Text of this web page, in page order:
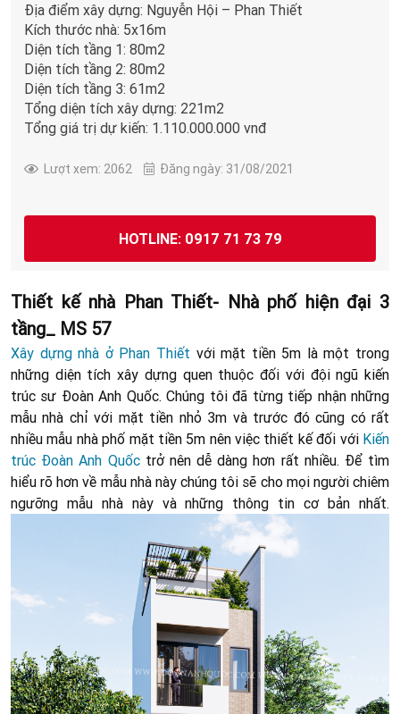
Địa điểm xây dựng: Nguyễn Hội – Phan Thiết
Kích thước nhà: 5x16m
Diện tích tầng 1: 80m2
Diện tích tầng 2: 80m2
Diện tích tầng 3: 61m2
Tổng diện tích xây dựng: 221m2
Tổng giá trị dự kiến: 1.110.000.000 vnđ
Lượt xem: 2062 Đăng ngày: 31/08/2021
HOTLINE: 0917 71 73 79
Thiết kế nhà Phan Thiết- Nhà phố hiện đại 3
tầng_ MS 57
Xây dựng nhà ở Phan Thiết với mặt tiền 5m là một trong
những diện tích xây dựng quen thuộc đối với đội ngũ kiến
trúc sư Đoàn Anh Quốc. Chúng tôi đã từng tiếp nhận những
mẫu nhà chỉ với mặt tiền nhỏ 3m và trước đó cũng có rất
nhiều mẫu nhà phố mặt tiền 5m nên việc thiết kế đối với Kiến
trúc Đoàn Anh Quốctrở nên dễ dàng hơn rất nhiều. Để tìm
hiểu rõ hơn về mẫu nhà này chúng tôi sẽ cho mọi người chiêm
ngưỡng mẫu nhà này và những thông tin cơ bản nhất.